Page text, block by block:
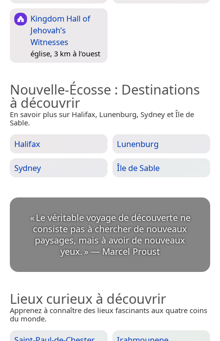
Kingdom Hall of
Jehovah’s
Witnesses
église, 3 km à l’ouest
Nouvelle-Écosse : Destinations
à découvrir
En savoir plus sur Halifax, Lunenburg, Sydney et Île de
Sable.
Halifax Lunenburg
Sydney Île de Sable
«Le véritable voyage de découverte ne
consiste pas à chercher de nouveaux
paysages, mais à avoir de nouveaux
yeux. » — Marcel Proust
Lieux curieux à découvrir
Apprenez à connaître des lieux fascinants aux quatre coins
du monde.